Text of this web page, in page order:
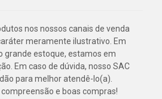
nos nossos canais de venda
meramente ilustrativo. Em
grande estoque, estamos em
Em caso de dúvida, nosso SAC
para melhor atendê-lo(a).
e boas compras!